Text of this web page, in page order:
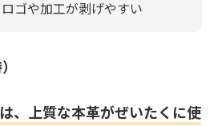
ゴや加工が剥げやすい
、上質な本革がぜいたくに使